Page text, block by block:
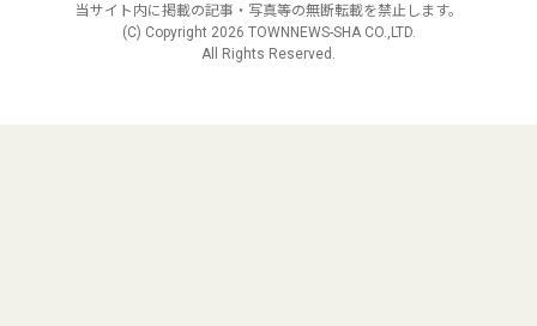
当サイト内に掲載の記事・写真等の無断転載を禁止します。
(C) Copyright 2026 TOWNNEWS-SHA CO.,LTD.
All Rights Reserved.